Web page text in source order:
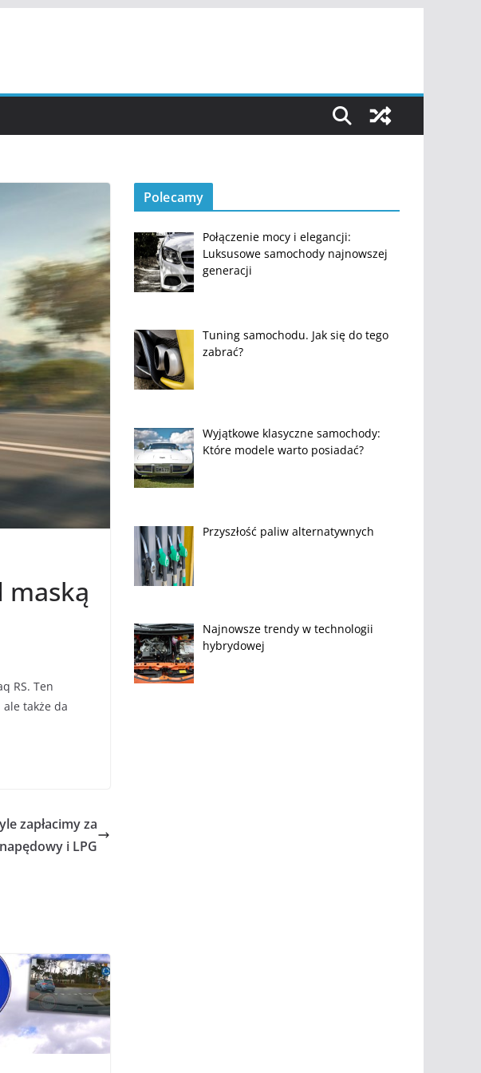
maską
RS. Ten
także da
zapłacimy za
i LPG
Polecamy
Połączenie mocy i elegancji:
Luksusowe samochody najnowszej
generacji
Tuning samochodu. Jak się do tego
zabrać?
Wyjątkowe klasyczne samochody:
Które modele warto posiadać?
Przyszłość paliw alternatywnych
Najnowsze trendy w technologii
hybrydowej